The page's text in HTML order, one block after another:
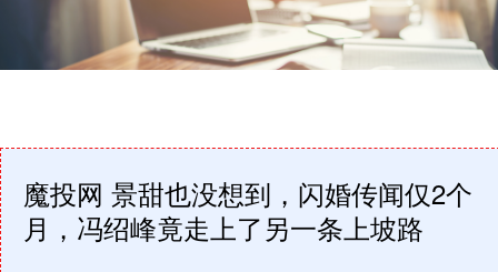
魔投网 景甜也没想到，闪婚传闻仅2个
月，冯绍峰竟走上了另一条上坡路